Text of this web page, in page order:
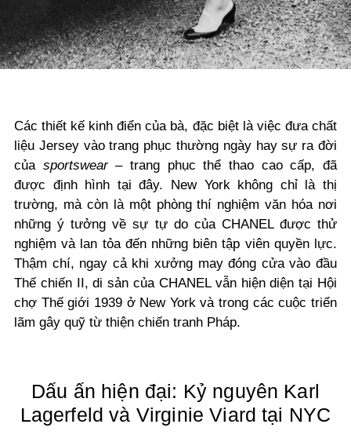
Các thiết kế kinh điển của bà, đặc biệt là việc đưa chất
liệu Jersey vào trang phục thường ngày hay sự ra đời
của sportswear– trang phục thể thao cao cấp, đã
được định hình tại đây. New York không chỉ là thị
trường, mà còn là một phòng thí nghiệm văn hóa nơi
những ý tưởng về sự tự do của CHANEL được thử
nghiệm và lan tỏa đến những biên tập viên quyền lực.
Thậm chí, ngay cả khi xưởng may đóng cửa vào đầu
Thế chiến II, di sản của CHANEL vẫn hiện diện tại Hội
chợ Thế giới 1939 ở New York và trong các cuộc triển
lãm gây quỹ từ thiện chiến tranh Pháp.
Dấu ấn hiện đại: Kỷ nguyên Karl
Lagerfeld và Virginie Viard tại NYC